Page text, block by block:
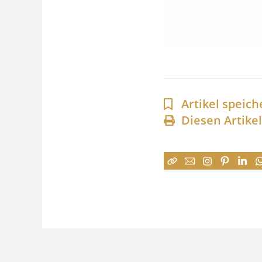
Artikel
Diesen